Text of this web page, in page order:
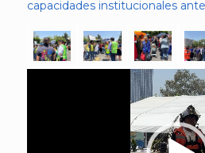
capacidades institucionales